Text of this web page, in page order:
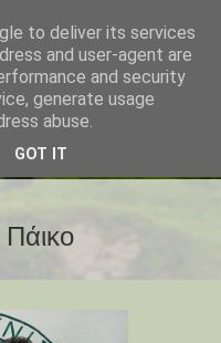
to deliver its services
and user-agent are
and security
generate usage
abuse.
GOT IT